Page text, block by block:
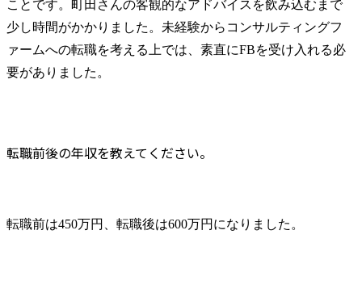
ことです。町田さんの客観的なアドバイスを飲み込むまで
少し時間がかかりました。未経験からコンサルティングフ
ァームへの転職を考える上では、素直にFBを受け入れる必
要がありました。
転職前後の年収を教えてください。
転職前は450万円、転職後は600万円になりました。